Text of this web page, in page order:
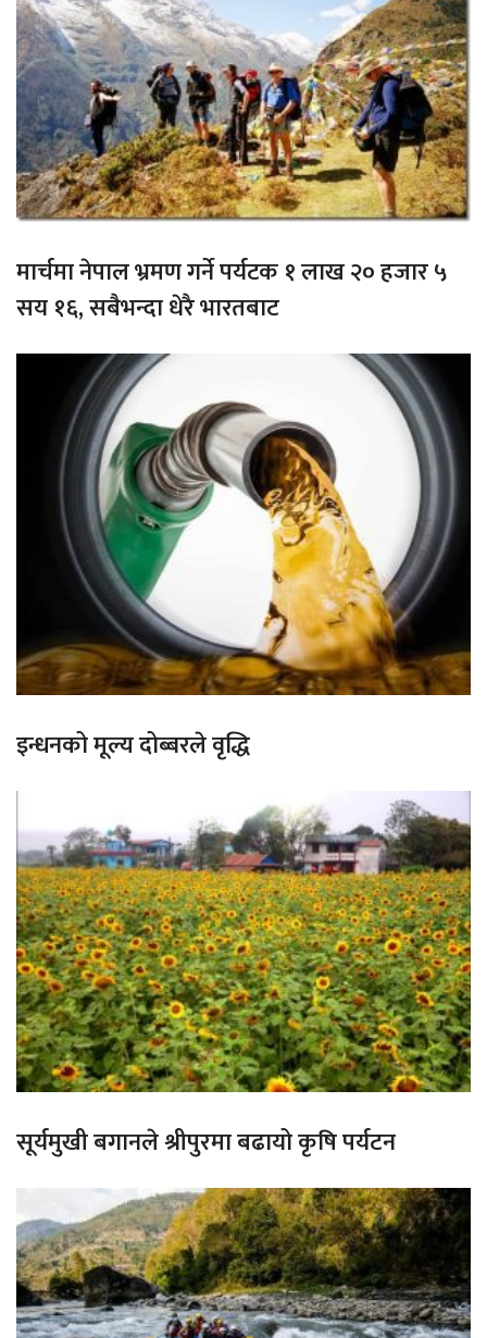
मार्चमा नेपाल भ्रमण गर्ने पर्यटक १ लाख २० हजार ५
सय १६, सबैभन्दा धेरै भारतबाट
इन्धनको मूल्य दोब्बरले वृद्धि
सूर्यमुखी बगानले श्रीपुरमा बढायो कृषि पर्यटन